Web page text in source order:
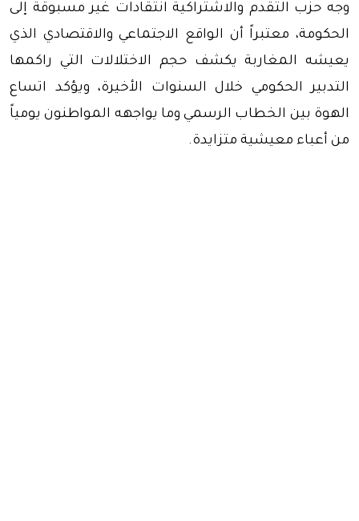
وجه حزب التقدم والاشتراكية انتقادات غير مسبوقة إلى
الحكومة، معتبراً أن الواقع الاجتماعي والاقتصادي الذي
يعيشه المغاربة يكشف حجم الاختلالات التي راكمها
التدبير الحكومي خلال السنوات الأخيرة، ويؤكد اتساع
الهوة بين الخطاب الرسمي وما يواجهه المواطنون يومياً
من أعباء معيشية متزايدة.